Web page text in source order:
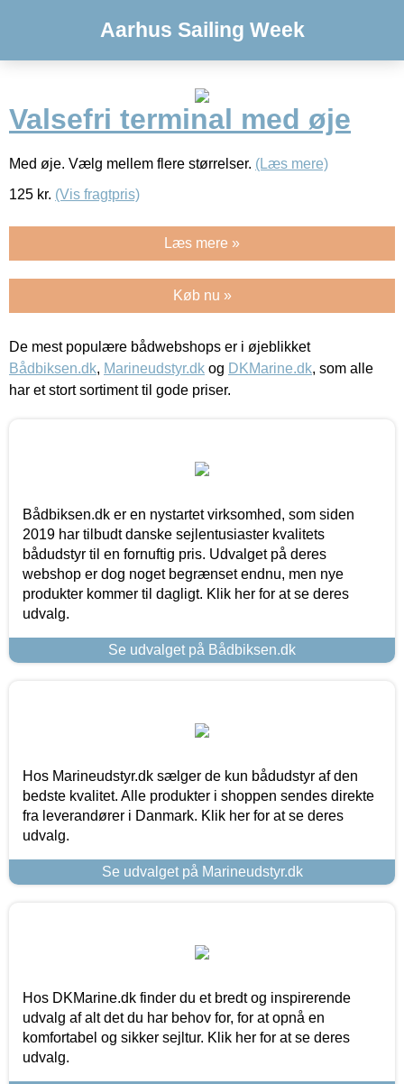
Aarhus Sailing Week
Valsefri terminal med øje
Med øje. Vælg mellem flere størrelser. (Læs mere)
125 kr. (Vis fragtpris)
Læs mere »
Køb nu »
De mest populære bådwebshops er i øjeblikket
Bådbiksen.dk, Marineudstyr.dk og DKMarine.dk, som alle
har et stort sortiment til gode priser.
Bådbiksen.dk er en nystartet virksomhed, som siden
2019 har tilbudt danske sejlentusiaster kvalitets
bådudstyr til en fornuftig pris. Udvalget på deres
webshop er dog noget begrænset endnu, men nye
produkter kommer til dagligt. Klik her for at se deres
udvalg.
Se udvalget på Bådbiksen.dk
Hos Marineudstyr.dk sælger de kun bådudstyr af den
bedste kvalitet. Alle produkter i shoppen sendes direkte
fra leverandører i Danmark. Klik her for at se deres
udvalg.
Se udvalget på Marineudstyr.dk
Hos DKMarine.dk finder du et bredt og inspirerende
udvalg af alt det du har behov for, for at opnå en
komfortabel og sikker sejltur. Klik her for at se deres
udvalg.